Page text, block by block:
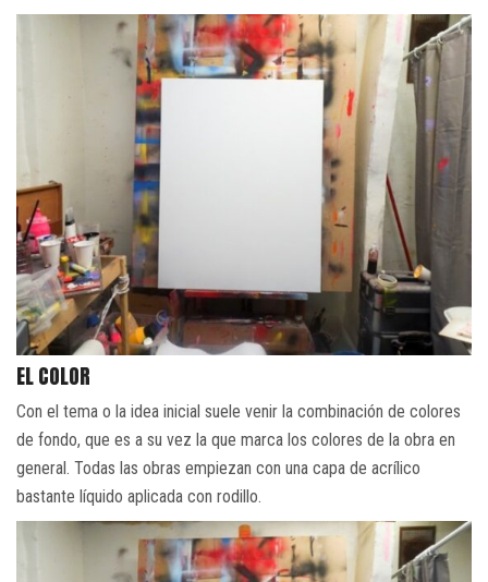
EL COLOR
Con el tema o la idea inicial suele venir la combinación de colores
de fondo, que es a su vez la que marca los colores de la obra en
general. Todas las obras empiezan con una capa de acrílico
bastante líquido aplicada con rodillo.